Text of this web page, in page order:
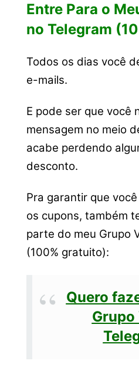
Entre Para o
no Telegram
Todos os dias você
e-mails.
E pode ser que você
mensagem no meio
acabe perdendo
desconto.
Pra garantir que
os cupons, também
parte do meu Grupo
(100% gratuito):
Quero
Grupo